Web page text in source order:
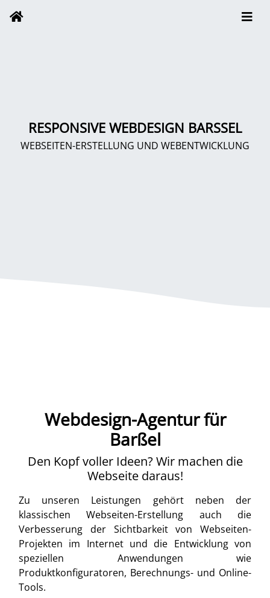
RESPONSIVE WEBDESIGN BARSSEL
WEBSEITEN-ERSTELLUNG UND WEBENTWICKLUNG
Webdesign-Agentur für
Barßel
Den Kopf voller Ideen? Wir machen die
Webseite daraus!
Zu unseren Leistungen gehört neben der
klassischen Webseiten-Erstellung auch die
Verbesserung der Sichtbarkeit von Webseiten-
Projekten im Internet und die Entwicklung von
speziellen Anwendungen wie
Produktkonfiguratoren, Berechnungs- und Online-
Tools.